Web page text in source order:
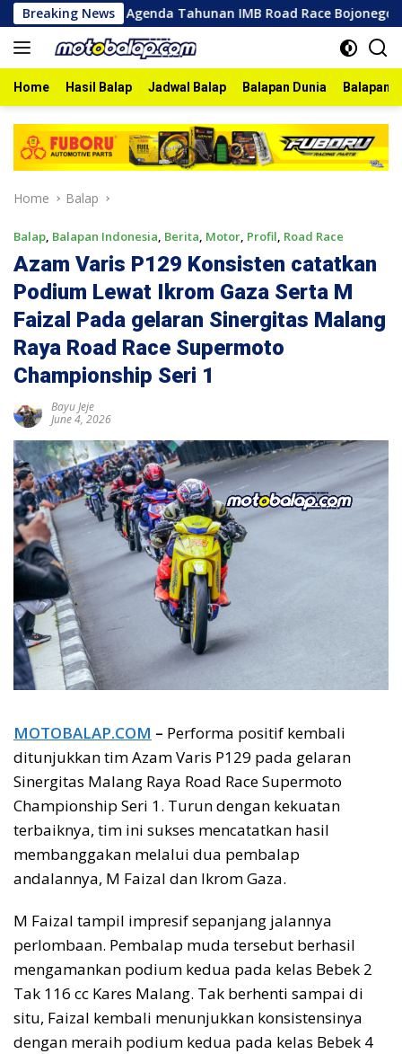
Skip
to
content
Breaking News
Agenda Tahunan IMB Road Race Bojonegoro 2026
Home Hasil Balap Jadwal Balap Balapan Dunia Balapan
Home Balap
Balap Balapan Indonesia Berita Motor Profil Road Race
Azam Varis P129 Konsisten catatkan
Podium Lewat Ikrom Gaza Serta M
Faizal Pada gelaran Sinergitas Malang
Raya Road Race Supermoto
Championship Seri 1
Bayu Jeje
June 4, 2026
MOTOBALAP.COM – Performa positif kembali
ditunjukkan tim Azam Varis P129 pada gelaran
Sinergitas Malang Raya Road Race Supermoto
Championship Seri 1. Turun dengan kekuatan
terbaiknya, tim ini sukses mencatatkan hasil
membanggakan melalui dua pembalap
andalannya, M Faizal dan Ikrom Gaza.
M Faizal tampil impresif sepanjang jalannya
perlombaan. Pembalap muda tersebut berhasil
mengamankan podium kedua pada kelas Bebek 2
Tak 116 cc Kares Malang. Tak berhenti sampai di
situ, Faizal kembali menunjukkan konsistensinya
dengan meraih podium kedua pada kelas Bebek 4